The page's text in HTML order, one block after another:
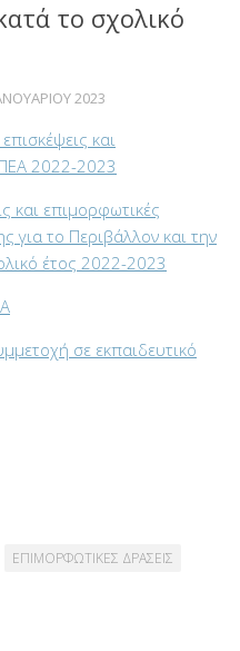
το σχολικό
2023
και
2022-2023
και επιμορφωτικές
για το Περιβάλλον και την
έτος 2022-2023
σε εκπαιδευτικό
ΕΠΙΜΟΡΦΩΤΙΚΕΣ ΔΡΑΣΕΙΣ